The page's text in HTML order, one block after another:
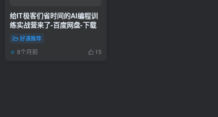
给IT极客们省时间的AI编程训
练实战营来了-百度网盘-下载
好课推荐
8个月前 15